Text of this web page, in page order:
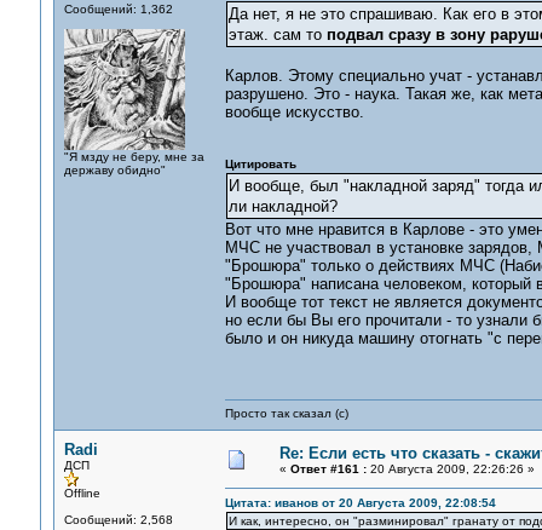
Сообщений: 1,362
"Я мзду не беру, мне за
державу обидно"
Да нет, я не это спрашиваю. Как его в
этаж. сам то подвал сразу в зону
Карлов. Этому специально учат -
разрушено. Это - наука. Такая же, как
вообще искусство.
Цитировать
И вообще, был "накладной заряд" тогда
ли накладной?
Вот что мне нравится в Карлове - это
МЧС не участвовал в установке
"Брошюра" только о действиях МЧС
"Брошюра" написана человеком, который
И вообще тот текст не является
но если бы Вы его прочитали - то
было и он никуда машину отогнать "с
Просто так сказал (с)
Radi
ДСП
Offline
Сообщений: 2,568
Re: Если есть что сказать -
« Ответ #161 :20 Августа 2009, 22:26:26 »
Цитата: иванов от 20 Августа 2009, 22:08:54
И как, интересно, он "разминировал" гранату от